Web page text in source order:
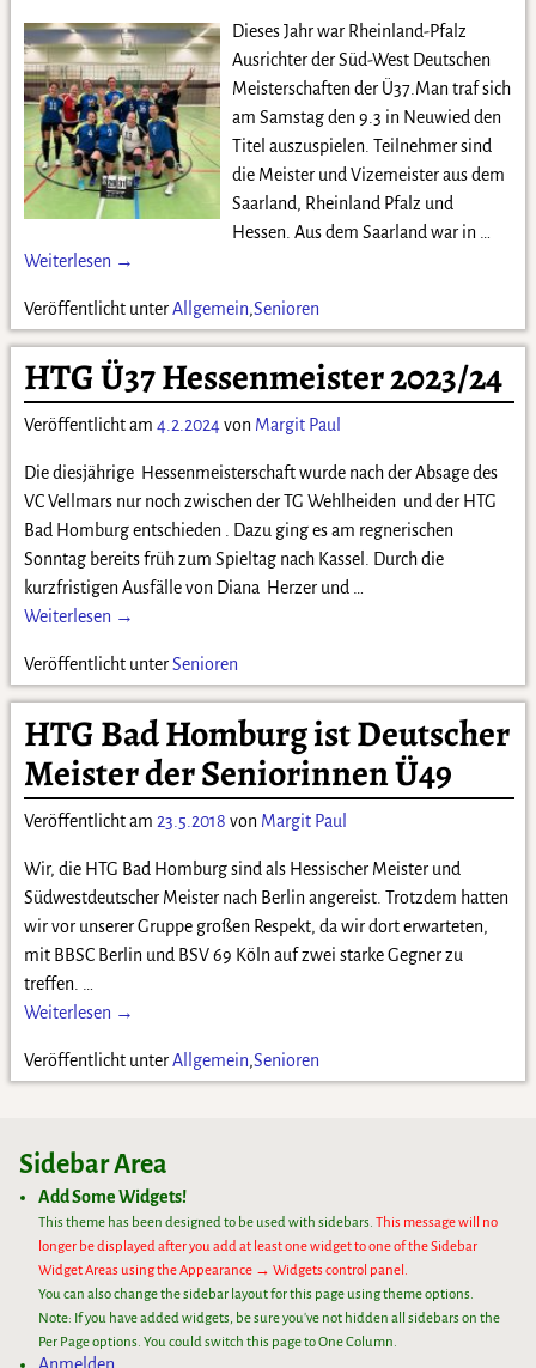
Dieses Jahr war Rheinland-Pfalz
Ausrichter der Süd-West Deutschen
Meisterschaften der Ü37.Man traf sich
am Samstag den 9.3 in Neuwied den
Titel auszuspielen. Teilnehmer sind
die Meister und Vizemeister aus dem
Saarland, Rheinland Pfalz und
Hessen. Aus dem Saarland war in
Weiterlesen →
Veröffentlicht unter Allgemein,Senioren
HTG Ü37 Hessenmeister 2023/24
Veröffentlicht am 4.2.2024 von Margit Paul
Die diesjährige Hessenmeisterschaft wurde nach der Absage des
VC Vellmars nur noch zwischen der TG Wehlheiden und der HTG
Bad Homburg entschieden . Dazu ging es am regnerischen
Sonntag bereits früh zum Spieltag nach Kassel. Durch die
kurzfristigen Ausfälle von Diana Herzer und …
Weiterlesen →
Veröffentlicht unter Senioren
HTG Bad Homburg ist Deutscher
Meister der Seniorinnen Ü49
Veröffentlicht am 23.5.2018 von Margit Paul
Wir, die HTG Bad Homburg sind als Hessischer Meister und
Südwestdeutscher Meister nach Berlin angereist. Trotzdem hatten
wir vor unserer Gruppe großen Respekt, da wir dort erwarteten,
mit BBSC Berlin und BSV 69 Köln auf zwei starke Gegner zu
treffen.
Weiterlesen →
Veröffentlicht unter Allgemein,Senioren
Sidebar Area
Add Some Widgets!
This theme has been designed to be used with sidebars. This message will no
longer be displayed after you add at least one widget to one of the Sidebar
Widget Areas using the Appearance → Widgets control panel.
You can also change the sidebar layout for this page using theme options.
Note: If you have added widgets, be sure you've not hidden all sidebars on the
Per Page options. You could switch this page to One Column.